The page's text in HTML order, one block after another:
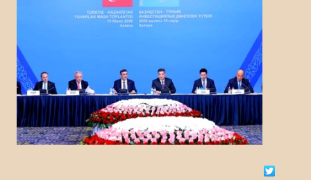
НОВОСТИ
Казакстан
Кыргызстан